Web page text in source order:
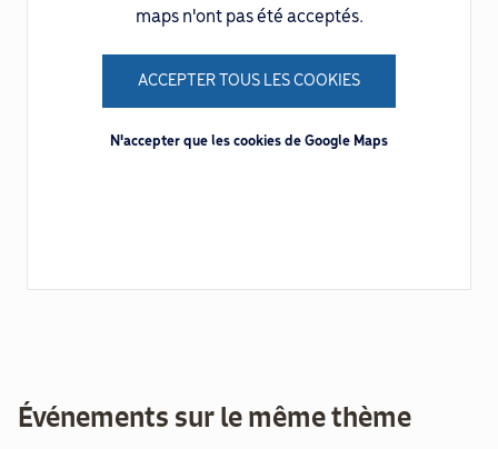
maps n'ont pas été acceptés.
ACCEPTER TOUS LES COOKIES
N'accepter que les cookies de Google Maps
Événements sur le même thème